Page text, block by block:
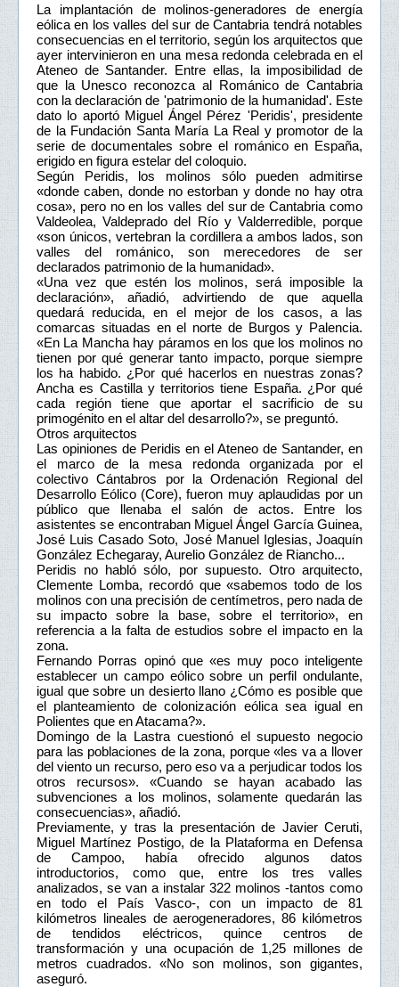
La implantación de molinos-generadores de energía
eólica en los valles del sur de Cantabria tendrá notables
consecuencias en el territorio, según los arquitectos que
ayer intervinieron en una mesa redonda celebrada en el
Ateneo de Santander. Entre ellas, la imposibilidad de
que la Unesco reconozca al Románico de Cantabria
con la declaración de 'patrimonio de la humanidad'. Este
dato lo aportó Miguel Ángel Pérez 'Peridis', presidente
de la Fundación Santa María La Real y promotor de la
serie de documentales sobre el románico en España,
erigido en figura estelar del coloquio.
Según Peridis, los molinos sólo pueden admitirse
«donde caben, donde no estorban y donde no hay otra
cosa», pero no en los valles del sur de Cantabria como
Valdeolea, Valdeprado del Río y Valderredible, porque
«son únicos, vertebran la cordillera a ambos lados, son
valles del románico, son merecedores de ser
declarados patrimonio de la humanidad».
«Una vez que estén los molinos, será imposible la
declaración», añadió, advirtiendo de que aquella
quedará reducida, en el mejor de los casos, a las
comarcas situadas en el norte de Burgos y Palencia.
«En La Mancha hay páramos en los que los molinos no
tienen por qué generar tanto impacto, porque siempre
los ha habido. ¿Por qué hacerlos en nuestras zonas?
Ancha es Castilla y territorios tiene España. ¿Por qué
cada región tiene que aportar el sacrificio de su
primogénito en el altar del desarrollo?», se preguntó.
Otros arquitectos
Las opiniones de Peridis en el Ateneo de Santander, en
el marco de la mesa redonda organizada por el
colectivo Cántabros por la Ordenación Regional del
Desarrollo Eólico (Core), fueron muy aplaudidas por un
público que llenaba el salón de actos. Entre los
asistentes se encontraban Miguel Ángel García Guinea,
José Luis Casado Soto, José Manuel Iglesias, Joaquín
González Echegaray, Aurelio González de Riancho...
Peridis no habló sólo, por supuesto. Otro arquitecto,
Clemente Lomba, recordó que «sabemos todo de los
molinos con una precisión de centímetros, pero nada de
su impacto sobre la base, sobre el territorio», en
referencia a la falta de estudios sobre el impacto en la
zona.
Fernando Porras opinó que «es muy poco inteligente
establecer un campo eólico sobre un perfil ondulante,
igual que sobre un desierto llano ¿Cómo es posible que
el planteamiento de colonización eólica sea igual en
Polientes que en Atacama?».
Domingo de la Lastra cuestionó el supuesto negocio
para las poblaciones de la zona, porque «les va a llover
del viento un recurso, pero eso va a perjudicar todos los
otros recursos». «Cuando se hayan acabado las
subvenciones a los molinos, solamente quedarán las
consecuencias», añadió.
Previamente, y tras la presentación de Javier Ceruti,
Miguel Martínez Postigo, de la Plataforma en Defensa
de Campoo, había ofrecido algunos datos
introductorios, como que, entre los tres valles
analizados, se van a instalar 322 molinos -tantos como
en todo el País Vasco-, con un impacto de 81
kilómetros lineales de aerogeneradores, 86 kilómetros
de tendidos eléctricos, quince centros de
transformación y una ocupación de 1,25 millones de
metros cuadrados. «No son molinos, son gigantes,
aseguró.